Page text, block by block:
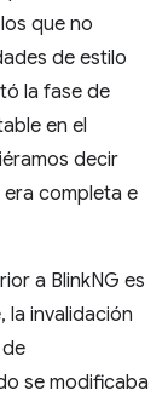
que no
de estilo
la fase de
en el
decir
completa e
a BlinkNG es
la invalidación
se modificaba